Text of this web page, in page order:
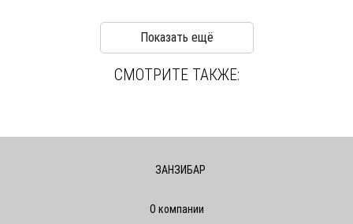
Показать ещё
СМОТРИТЕ ТАКЖЕ:
ЗАНЗИБАР
О компании